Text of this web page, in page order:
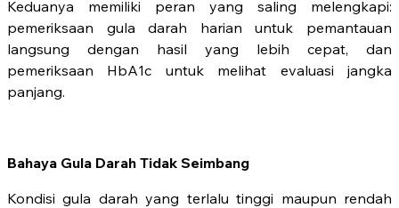
Keduanya memiliki peran yang saling melengkapi:
pemeriksaan gula darah harian untuk pemantauan
langsung dengan hasil yang lebih cepat, dan
pemeriksaan HbA1c untuk melihat evaluasi jangka
panjang.
Bahaya Gula Darah Tidak Seimbang
Kondisi gula darah yang terlalu tinggi maupun rendah